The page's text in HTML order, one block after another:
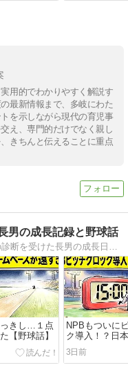
用的でわかりやすく解説す
最新情報まで、多岐にわた
を示しながら現代の育児事
え、専門的だけでなく親し
きちんと伝えることに重点
男の成長記録と野球話
きし…１点
【野球話】
NPBもついに
ク導入！？日
の間」が好き
どね【野球話】
3日前